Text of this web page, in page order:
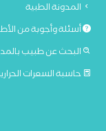
المدونة الطبية
أسئلة وأجوبة من
البحث عن طبيب
حاسبة السعرات